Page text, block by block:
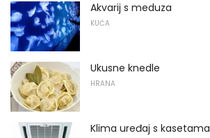
Akvarij s meduza
KUĆA
Ukusne knedle
HRANA
Klima uređaj s kasetama